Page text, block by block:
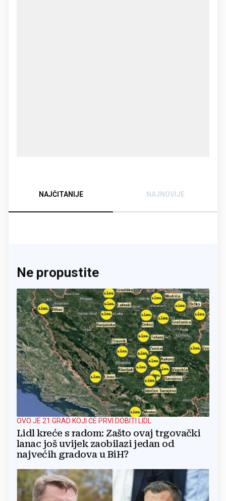
NAJČITANIJE NAJNOVIJE
Ne propustite
OVO JE 21 GRAD KOJI ĆE PRVI DOBITI LIDL
Lidl kreće s radom: Zašto ovaj trgovački
lanac još uvijek zaobilazi jedan od
najvećih gradova u BiH?